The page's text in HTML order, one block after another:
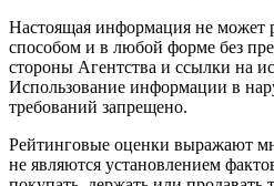
Настоящая информация не может
способом и в любой форме без
стороны Агентства и ссылки на
Использование информации в
требований запрещено.
Рейтинговые оценки выражают
не являются установлением